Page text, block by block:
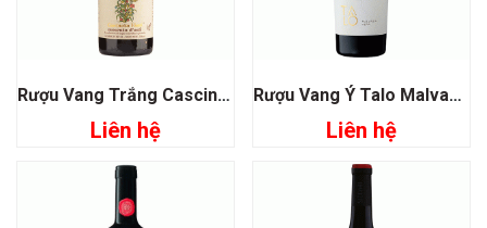
Rượu Vang Trắng Cascinetta Vietti Moscato D’asti
Liên hệ
Rượu Vang Ý Talo Malvasia Nera
Liên hệ